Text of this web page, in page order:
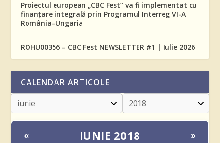
Proiectul european „CBC Fest” va fi implementat cu
finanțare integrală prin Programul Interreg VI-A
România–Ungaria
ROHU00356 – CBC Fest NEWSLETTER #1 | Iulie 2026
CALENDAR ARTICOLE
« IUNIE 2018 »